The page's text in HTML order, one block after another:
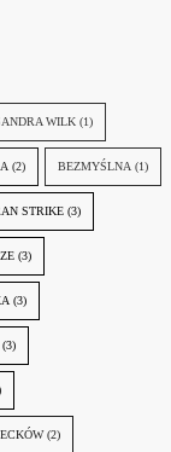
WILK (1)
(2) BEZMYŚLNA (1)
STRIKE (3)
(3)
(3)
(3)
(2)